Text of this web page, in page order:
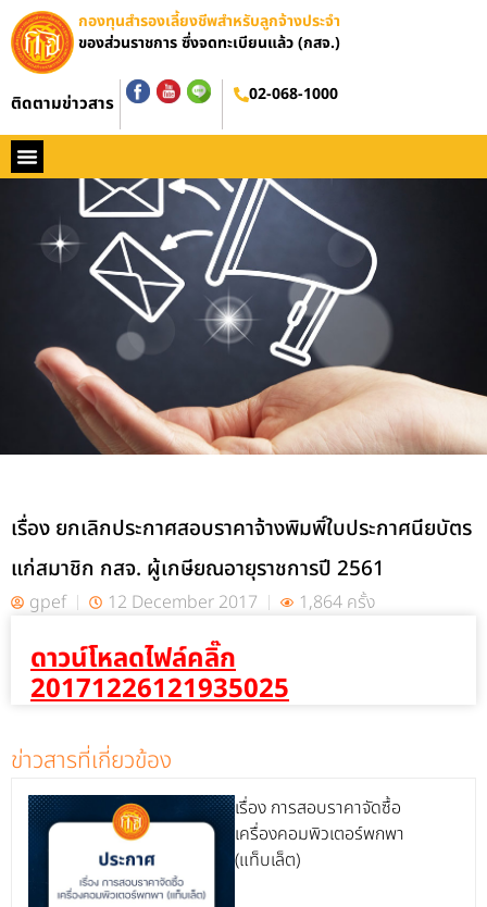
กองทุนสำรองเลี้ยงชีพสำหรับลูกจ้างประจำ
ของส่วนราชการ ซึ่งจดทะเบียนแล้ว (กสจ.)
ติดตามข่าวสาร 02-068-1000
เรื่อง ยกเลิกประกาศสอบราคาจ้างพิมพิ์ใบประกาศนียบัตร
แก่สมาชิก กสจ. ผู้เกษียณอายุราชการปี 2561
gpef 12 December 2017 1,864 ครั้ง
ดาวน์โหลดไฟล์คลิ๊ก
20171226121935025
ข่าวสารที่เกี่ยวข้อง
เรื่อง การสอบราคาจัดซื้อ
เครื่องคอมพิวเตอร์พกพา
(แท็บเล็ต)